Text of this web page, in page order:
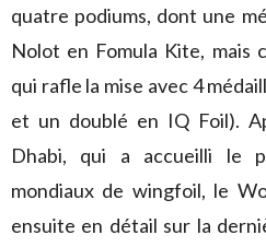
quatre podiums, dont une
Nolot en Fomula Kite, mais
qui rafle la mise avec 4
et un doublé en IQ Foil).
Dhabi, qui a accueilli le
mondiaux de wingfoil, le
ensuite en détail sur la